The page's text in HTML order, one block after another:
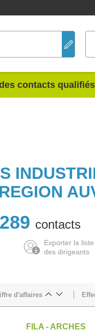
contacts
289 contacts
Exporter la liste
des dirigeants
d'affaires
FILA - ARCHES